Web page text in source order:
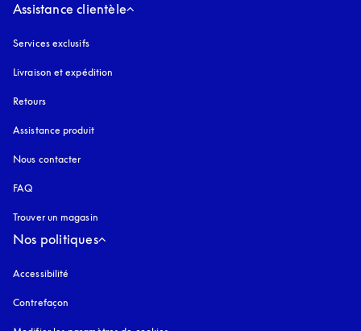
Assistance clientèle
Services exclusifs
Livraison et expédition
Retours
Assistance produit
Nous contacter
FAQ
Trouver un magasin
Nos politiques
Accessibilité
Contrefaçon